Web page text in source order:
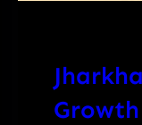
Growth